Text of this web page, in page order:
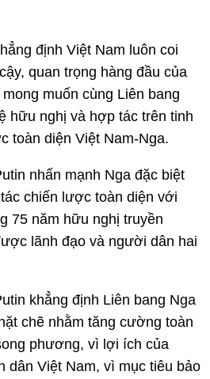
định Việt Nam luôn coi
quan trọng hàng đầu của
muốn cùng Liên bang
hữu nghị và hợp tác trên tinh
toàn diện Việt Nam-Nga.
nhấn mạnh Nga đặc biệt
chiến lược toàn diện với
75 năm hữu nghị truyền
lãnh đạo và người dân hai
khẳng định Liên bang Nga
chẽ nhằm tăng cường toàn
phương, vì lợi ích của
dân Việt Nam, vì mục tiêu bảo